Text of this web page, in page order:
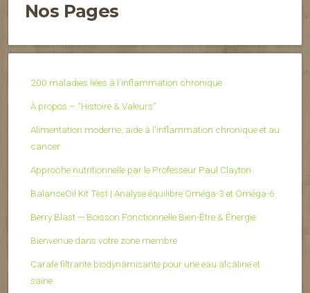
Nos Pages
200 maladies liées à l’inflammation chronique
À propos – “Histoire & Valeurs”
Alimentation moderne, aide à l'inflammation chronique et au
cancer
Approche nutritionnelle par le Professeur Paul Clayton
BalanceOil Kit Test | Analyse équilibre Oméga-3 et Oméga-6
Berry Blast — Boisson Fonctionnelle Bien-Être & Énergie
Bienvenue dans votre zone membre
Carafe filtrante biodynamisante pour une eau alcaline et
saine